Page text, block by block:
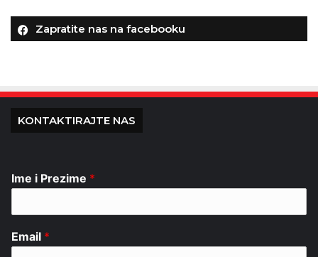
Zapratite nas na facebooku
KONTAKTIRAJTE NAS
Ime i Prezime *
Email *